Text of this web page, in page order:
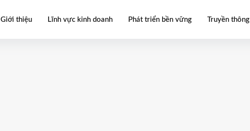
Giới thiệu Lĩnh vực kinh doanh Phát triển bền vững Truyền thông